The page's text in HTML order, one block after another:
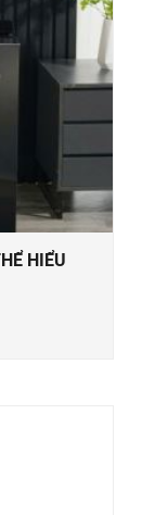
HIỂU